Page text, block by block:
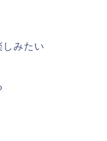
しみたい